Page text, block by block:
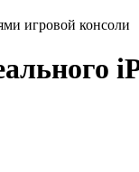
игровой консоли